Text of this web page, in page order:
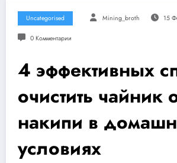
Uncategorised Mining_broth 15
0 Комментарии
4 эффективных
очистить чайник
накипи в
условиях